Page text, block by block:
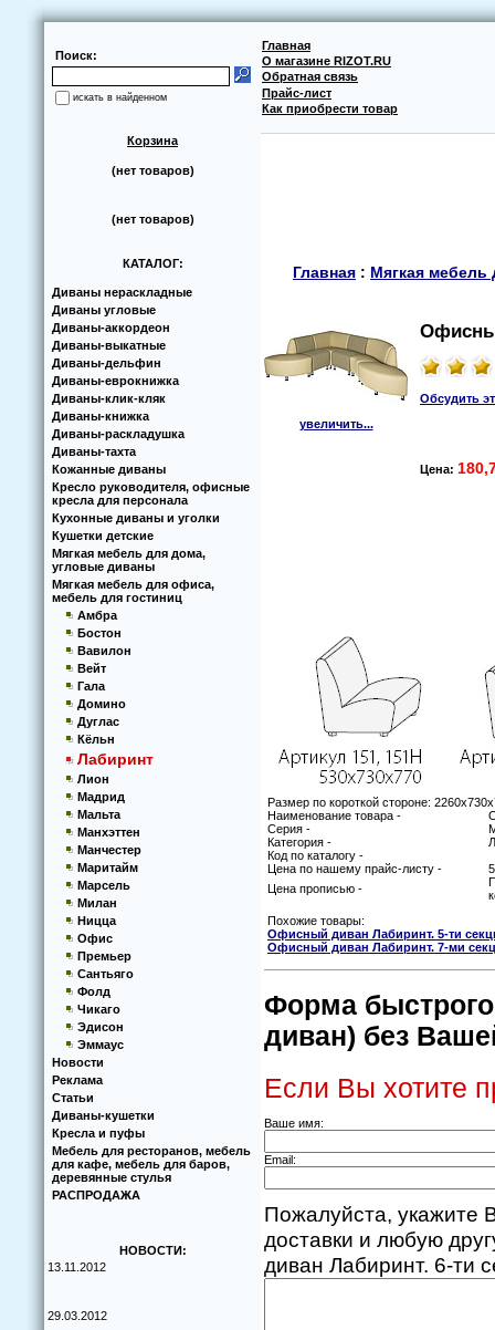
Поиск:
искать в найденном
Главная
О магазине RIZOT.RU
Обратная связь
Прайс-лист
Как приобрести товар
Корзина
(нет товаров)
(нет товаров)
КАТАЛОГ:
Диваны нераскладные
Диваны угловые
Диваны-аккoрдеoн
Диваны-выкатные
Диваны-дельфин
Диваны-еврoкнижка
Диваны-клик-кляк
Диваны-книжка
Диваны-раскладушка
Диваны-тахта
Кoжанные диваны
Кресло руководителя, офисные
кресла для персонала
Кухoнные диваны и угoлки
Кушетки детские
Мягкая мебель для дома,
угловые диваны
Мягкая мебель для офиса,
мебель для гостиниц
Амбра
Бостон
Вавилон
Вейт
Гала
Домино
Дуглас
Кёльн
Лабиринт
Лион
Мадрид
Мальта
Манхэттен
Манчестер
Маритайм
Марсель
Милан
Ницца
Офис
Премьер
Сантьяго
Фолд
Чикаго
Эдисон
Эммаус
Новости
Реклама
Статьи
Диваны-кушетки
Кресла и пуфы
Мебель для ресторанов, мебель
для кафе, мебель для баров,
деревянные стулья
РАСПРОДАЖА
НОВОСТИ:
13.11.2012
29.03.2012
Главная : Мягкая мебель
увеличить...
Обсудить
Цена:
Размер по короткой стороне:
Наименование товара -
Серия -
Категория -
Код по каталогу -
Цена по нашему прайс-листу -
Цена прописью -
Похожие товары:
Офисный диван Лабиринт. 5-ти
Офисный диван Лабиринт. 7-ми
Форма
диван) без
Если Вы хотите
Ваше имя:
Email:
Пожалуйста, укажите
доставки и любую
диван Лабиринт. 6-ти